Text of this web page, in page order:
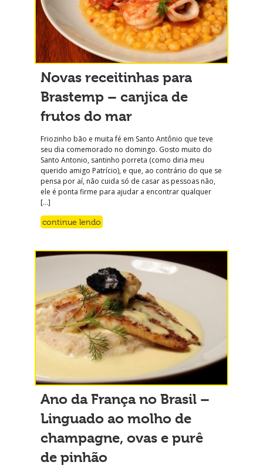
Novas receitinhas para
Brastemp – canjica de
frutos do mar
Friozinho bão e muita fé em Santo Antônio que teve
seu dia comemorado no domingo. Gosto muito do
Santo Antonio, santinho porreta (como diria meu
querido amigo Patrício), e que, ao contrário do que se
pensa por aí, não cuida só de casar as pessoas não,
ele é ponta firme para ajudar a encontrar qualquer
[…]
continue lendo
Ano da França no Brasil –
Linguado ao molho de
champagne, ovas e purê
de pinhão